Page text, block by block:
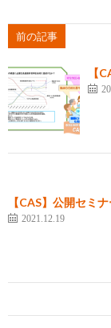
前の記事
【
【CAS】公開セミ
2021.12.19